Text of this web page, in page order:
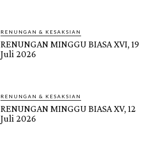
RENUNGAN & KESAKSIAN
RENUNGAN MINGGU BIASA XVI, 19
Juli 2026
RENUNGAN & KESAKSIAN
RENUNGAN MINGGU BIASA XV, 12
Juli 2026